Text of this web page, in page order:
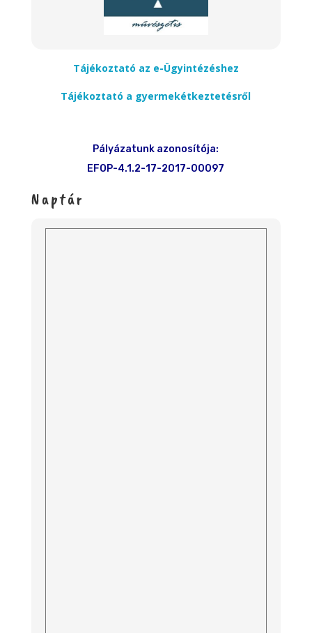
Tájékoztató az e-Ügyintézéshez
Tájékoztató a gyermekétkeztetésről
Pályázatunk azonosítója:
EFOP-4.1.2-17-2017-00097
Naptár